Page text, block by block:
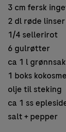
3 cm fersk
2 dl røde linser
1/4 sellerirot
6 gulrøtter
ca 1 l
1 boks
olje til steking
ca 1 ss
salt + pepper